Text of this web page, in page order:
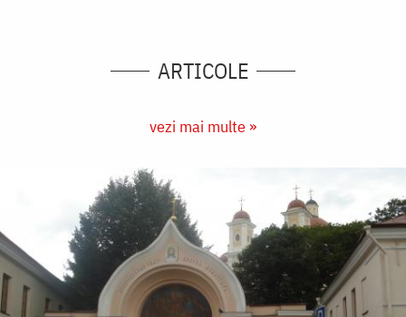
ARTICOLE
vezi mai multe »